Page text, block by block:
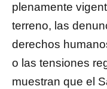
plenamente
terreno, las
derechos
o las tensiones
muestran que el